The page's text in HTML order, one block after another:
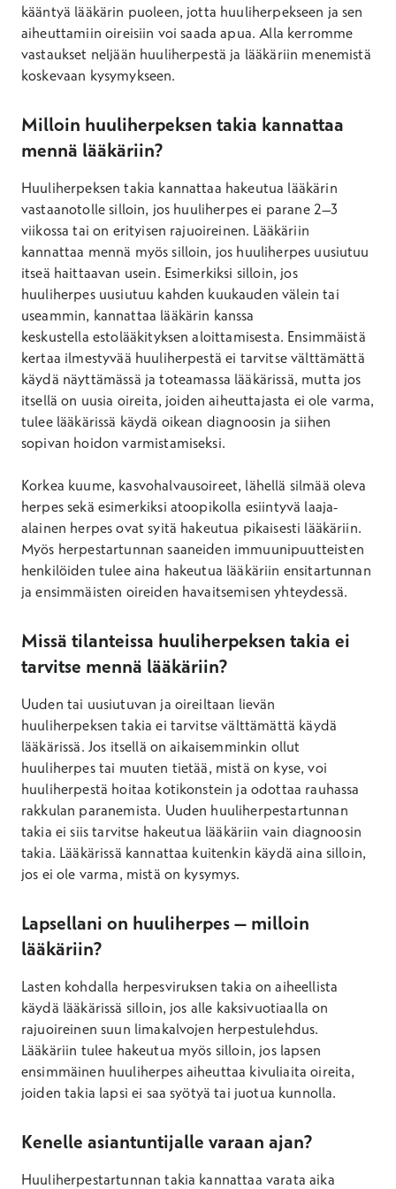
kääntyä lääkärin puoleen, jotta huuliherpekseen ja sen
aiheuttamiin oireisiin voi saada apua. Alla kerromme
vastaukset neljään huuliherpestä ja lääkäriin menemistä
koskevaan kysymykseen.
Milloin huuliherpeksen takia kannattaa
mennä lääkäriin?
Huuliherpeksen takia kannattaa hakeutua lääkärin
vastaanotolle silloin, jos huuliherpes ei parane 2–3
viikossa tai on erityisen rajuoireinen. Lääkäriin
kannattaa mennä myös silloin, jos huuliherpes uusiutuu
itseä haittaavan usein. Esimerkiksi silloin, jos
huuliherpes uusiutuu kahden kuukauden välein tai
useammin, kannattaa lääkärin kanssa
keskustella estolääkityksen aloittamisesta. Ensimmäistä
kertaa ilmestyvää huuliherpestä ei tarvitse välttämättä
käydä näyttämässä ja toteamassa lääkärissä, mutta jos
itsellä on uusia oireita, joiden aiheuttajasta ei ole varma,
tulee lääkärissä käydä oikean diagnoosin ja siihen
sopivan hoidon varmistamiseksi.
Korkea kuume, kasvohalvausoireet, lähellä silmää oleva
herpes sekä esimerkiksi atoopikolla esiintyvä laaja-
alainen herpes ovat syitä hakeutua pikaisesti lääkäriin.
Myös herpestartunnan saaneiden immuunipuutteisten
henkilöiden tulee aina hakeutua lääkäriin ensitartunnan
ja ensimmäisten oireiden havaitsemisen yhteydessä.
Missä tilanteissa huuliherpeksen takia ei
tarvitse mennä lääkäriin?
Uuden tai uusiutuvan ja oireiltaan lievän
huuliherpeksen takia ei tarvitse välttämättä käydä
lääkärissä. Jos itsellä on aikaisemminkin ollut
huuliherpes tai muuten tietää, mistä on kyse, voi
huuliherpestä hoitaa kotikonstein ja odottaa rauhassa
rakkulan paranemista. Uuden huuliherpestartunnan
takia ei siis tarvitse hakeutua lääkäriin vain diagnoosin
takia. Lääkärissä kannattaa kuitenkin käydä aina silloin,
jos ei ole varma, mistä on kysymys.
Lapsellani on huuliherpes – milloin
lääkäriin?
Lasten kohdalla herpesviruksen takia on aiheellista
käydä lääkärissä silloin, jos alle kaksivuotiaalla on
rajuoireinen suun limakalvojen herpestulehdus.
Lääkäriin tulee hakeutua myös silloin, jos lapsen
ensimmäinen huuliherpes aiheuttaa kivuliaita oireita,
joiden takia lapsi ei saa syötyä tai juotua kunnolla.
Kenelle asiantuntijalle varaan ajan?
Huuliherpestartunnan takia kannattaa varata aika